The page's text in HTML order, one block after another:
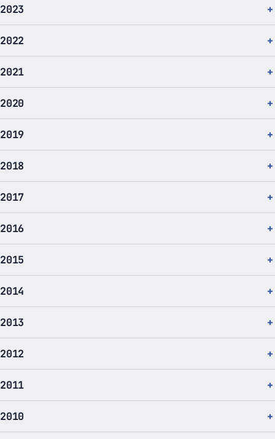
2023
2022
2021
2020
2019
2018
2017
2016
2015
2014
2013
2012
2011
2010